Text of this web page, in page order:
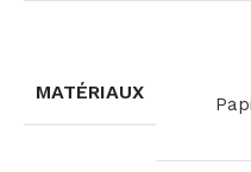
MATÉRIAUX